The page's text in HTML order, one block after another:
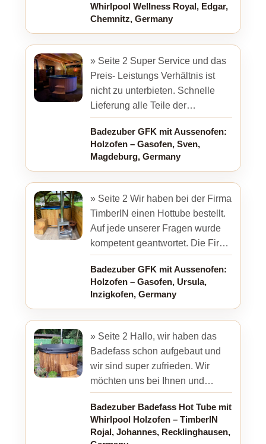
Whirlpool Wellness Royal, Edgar,
Chemnitz, Germany
» Seite 2 Super Service und das
Preis- Leistungs Verhältnis ist
nicht zu unterbieten. Schnelle
Lieferung alle Teile der
Bestellung sind hochwertig und
ohne Beschädigungen ...
Badezuber GFK mit Aussenofen:
Holzofen – Gasofen, Sven,
Magdeburg, Germany
» Seite 2 Wir haben bei der Firma
TimberIN einen Hottube bestellt.
Auf jede unserer Fragen wurde
kompetent geantwortet. Die Firma
hielt sich an ihr Versprechen:
Zeitrahmen, ...
Badezuber GFK mit Aussenofen:
Holzofen – Gasofen, Ursula,
Inzigkofen, Germany
» Seite 2 Hallo, wir haben das
Badefass schon aufgebaut und
wir sind super zufrieden. Wir
möchten uns bei Ihnen und
TimberIn ganz herzlich bedanken
für die schnelle, freundliche ...
Badezuber Badefass Hot Tube mit
Whirlpool Holzofen – TimberIN
Rojal, Johannes, Recklinghausen,